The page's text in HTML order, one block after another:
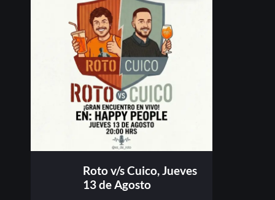
Roto v/s Cuico, Jueves
13 de Agosto